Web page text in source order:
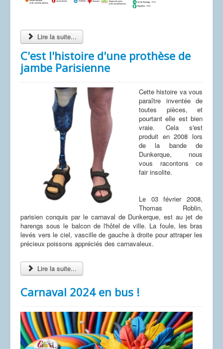
Lire la suite...
C'est l'histoire d'une prothèse de
jambe Parisienne
Cette histoire va vous
paraître inventée de
toutes pièces, et
pourtant elle est bien
vraie. Cela s'est
produit en 2008 lors
de la bande de
Dunkerque, nous
vous racontons ce
fair insolite.
Le 03 février 2008,
Thomas Roblin,
parisien conquis par le carnaval de Dunkerque, est au jet de
harengs sous le balcon de l'hôtel de ville. La foule, les bras
levés vers le ciel, vascille de gauche à droite pour attraper les
précieux poissons appréciés des carnavaleux.
Lire la suite...
Carnaval 2024 en bus !